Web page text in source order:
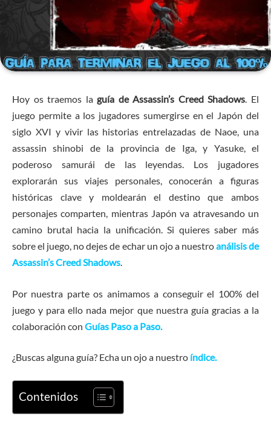
Hoy os traemos laguía de Assassin’s Creed Shadows. El
juego permite a los jugadores sumergirse en el Japón del
siglo XVI y vivir las historias entrelazadas de Naoe, una
assassin shinobi de la provincia de Iga, y Yasuke, el
poderoso samurái de las leyendas. Los jugadores
explorarán sus viajes personales, conocerán a figuras
históricas clave y moldearán el destino que ambos
personajes comparten, mientras Japón va atravesando un
camino brutal hacia la unificación. Si quieres saber más
sobre el juego, no dejes de echar un ojo a nuestroanálisis de
Assassin’s Creed Shadows.
Por nuestra parte os animamos a conseguir el 100% del
juego y para ello nada mejor que nuestra guía gracias a la
colaboración con Guías Paso a Paso.
¿Buscas alguna guía? Echa un ojo a nuestro índice.
Contenidos